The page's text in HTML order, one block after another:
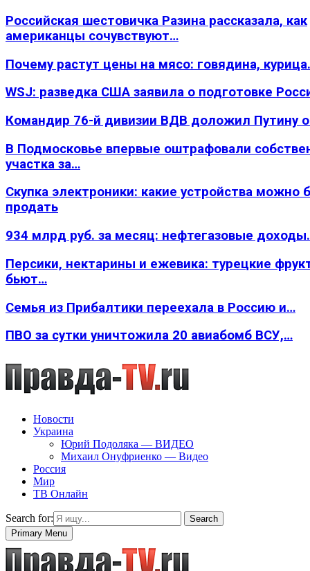
Российская шестовичка Разина рассказала, как
американцы сочувствуют…
Почему растут цены на мясо: говядина,
WSJ: разведка США заявила о подготовке
Командир 76-й дивизии ВДВ доложил Путину
В Подмосковье впервые оштрафовали
участка за…
Скупка электроники: какие устройства можно
продать
934 млрд руб. за месяц: нефтегазовые
Персики, нектарины и ежевика: турецкие
бьют…
Семья из Прибалтики переехала в Россию и…
ПВО за сутки уничтожила 20 авиабомб ВСУ,…
Новости
Украина
Юрий Подоляка — ВИДЕО
Михаил Онуфриенко — Видео
Россия
Мир
ТВ Онлайн
Search for:
Search
Primary Menu